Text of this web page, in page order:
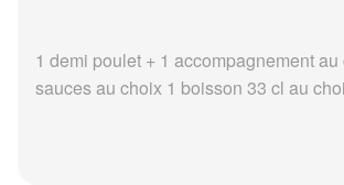
1 demi poulet + 1 accompagnement au
sauces au choix 1 boisson 33 cl au